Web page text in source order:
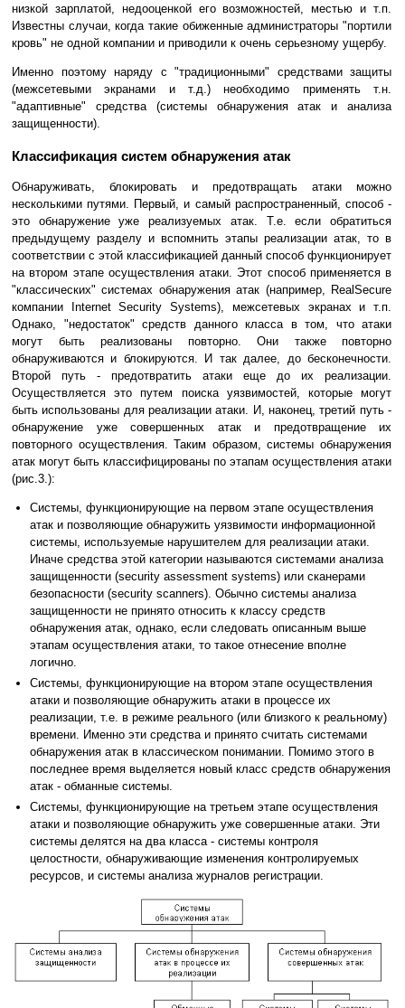
низкой зарплатой, недооценкой его возможностей, местью и т.п.
Известны случаи, когда такие обиженные администраторы "портили
кровь" не одной компании и приводили к очень серьезному ущербу.
Именно поэтому наряду с "традиционными" средствами защиты
(межсетевыми экранами и т.д.) необходимо применять т.н.
"адаптивные" средства (системы обнаружения атак и анализа
защищенности).
Классификация систем обнаружения атак
Обнаруживать, блокировать и предотвращать атаки можно
несколькими путями. Первый, и самый распространенный, способ -
это обнаружение уже реализуемых атак. Т.е. если обратиться
предыдущему разделу и вспомнить этапы реализации атак, то в
соответствии с этой классификацией данный способ функционирует
на втором этапе осуществления атаки. Этот способ применяется в
"классических" системах обнаружения атак (например, RealSecure
компании Internet Security Systems), межсетевых экранах и т.п.
Однако, "недостаток" средств данного класса в том, что атаки
могут быть реализованы повторно. Они также повторно
обнаруживаются и блокируются. И так далее, до бесконечности.
Второй путь - предотвратить атаки еще до их реализации.
Осуществляется это путем поиска уязвимостей, которые могут
быть использованы для реализации атаки. И, наконец, третий путь -
обнаружение уже совершенных атак и предотвращение их
повторного осуществления. Таким образом, системы обнаружения
атак могут быть классифицированы по этапам осуществления атаки
(рис.3.):
Системы, функционирующие на первом этапе осуществления
атак и позволяющие обнаружить уязвимости информационной
системы, используемые нарушителем для реализации атаки.
Иначе средства этой категории называются системами анализа
защищенности (security assessment systems) или сканерами
безопасности (security scanners). Обычно системы анализа
защищенности не принято относить к классу средств
обнаружения атак, однако, если следовать описанным выше
этапам осуществления атаки, то такое отнесение вполне
логично.
Системы, функционирующие на втором этапе осуществления
атаки и позволяющие обнаружить атаки в процессе их
реализации, т.е. в режиме реального (или близкого к реальному)
времени. Именно эти средства и принято считать системами
обнаружения атак в классическом понимании. Помимо этого в
последнее время выделяется новый класс средств обнаружения
атак - обманные системы.
Системы, функционирующие на третьем этапе осуществления
атаки и позволяющие обнаружить уже совершенные атаки. Эти
системы делятся на два класса - системы контроля
целостности, обнаруживающие изменения контролируемых
ресурсов, и системы анализа журналов регистрации.